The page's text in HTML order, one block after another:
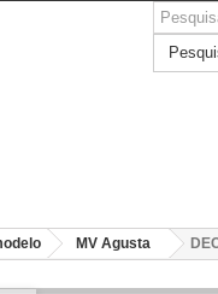
MV Agusta